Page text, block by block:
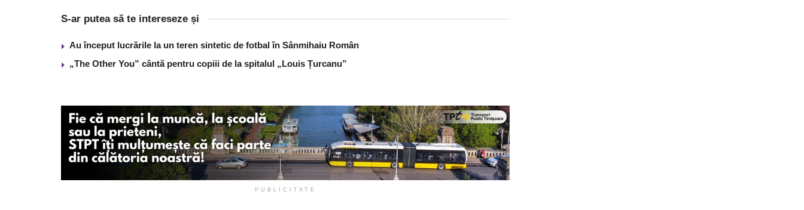
S-ar putea să te intereseze și
Au început lucrările la un teren sintetic de fotbal în Sânmihaiu Român
„The Other You” cântă pentru copiii de la spitalul „Louis Țurcanu”
PUBLICITATE